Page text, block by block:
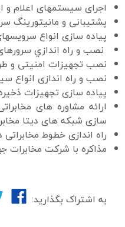
اجرای سیستمهای اعلام و
پشتیبانی و مانیتورینگ
پیاده سازی انواع
نصب و راه اندازي
نصب تجهیزات امنیتی و
نصب و راه اندازی انواع
پیاده سازی تجهیزات
ارائه مشاوره های
سازی شبکه های دیتا
راه اندازی خطوط
مذاکره با شرکت
به اشتراک بگذارید: